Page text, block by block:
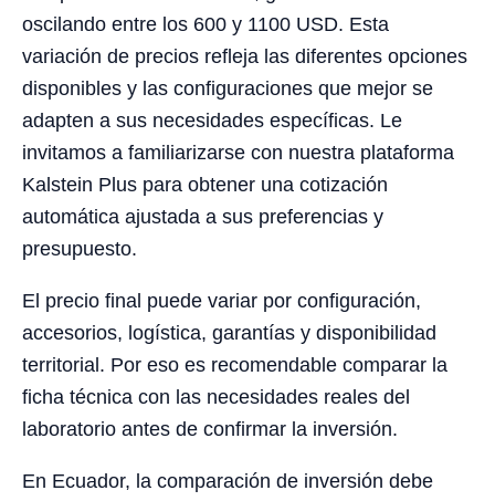
oscilando entre los 600 y 1100 USD. Esta
variación de precios refleja las diferentes opciones
disponibles y las configuraciones que mejor se
adapten a sus necesidades específicas. Le
invitamos a familiarizarse con nuestra plataforma
Kalstein Plus para obtener una cotización
automática ajustada a sus preferencias y
presupuesto.
El precio final puede variar por configuración,
accesorios, logística, garantías y disponibilidad
territorial. Por eso es recomendable comparar la
ficha técnica con las necesidades reales del
laboratorio antes de confirmar la inversión.
En Ecuador, la comparación de inversión debe